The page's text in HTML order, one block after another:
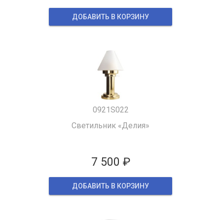
ДОБАВИТЬ В КОРЗИНУ
0921S022
Светильник «Делия»
7 500 ₽
ДОБАВИТЬ В КОРЗИНУ